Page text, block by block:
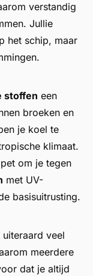
verstandig
Jullie
het schip, maar
stoffen een
broeken en
je koel te
klimaat.
om je tegen
met UV-
basisuitrusting.
veel
meerdere
dat je altijd